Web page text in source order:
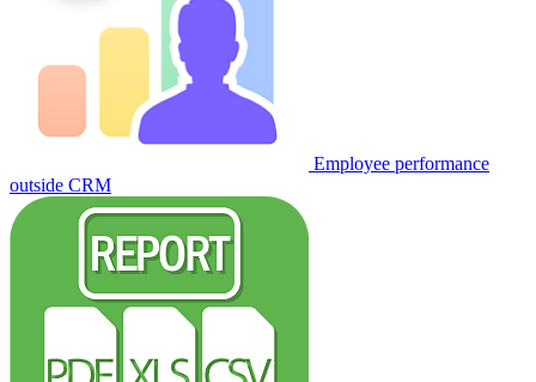
Employee performance
outside CRM